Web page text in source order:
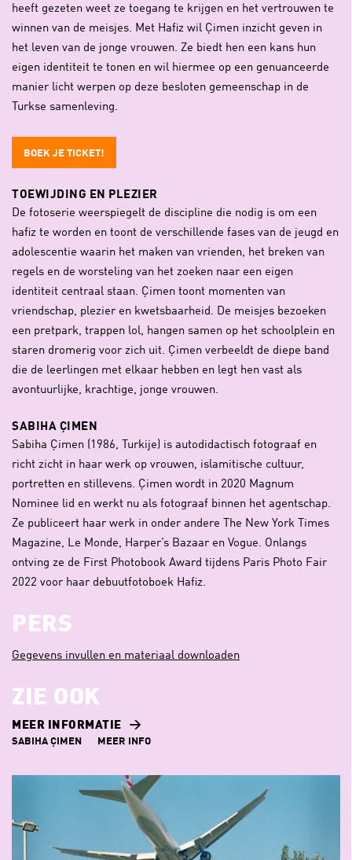
heeft gezeten weet ze toegang te krijgen en het vertrouwen te
winnen van de meisjes. Met Hafiz wil Çimen inzicht geven in
het leven van de jonge vrouwen. Ze biedt hen een kans hun
eigen identiteit te tonen en wil hiermee op een genuanceerde
manier licht werpen op deze besloten gemeenschap in de
Turkse samenleving.
BOEK JE TICKET!
TOEWIJDING EN PLEZIER
De fotoserie weerspiegelt de discipline die nodig is om een
hafiz te worden en toont de verschillende fases van de jeugd en
adolescentie waarin het maken van vrienden, het breken van
regels en de worsteling van het zoeken naar een eigen
identiteit centraal staan. Çimen toont momenten van
vriendschap, plezier en kwetsbaarheid. De meisjes bezoeken
een pretpark, trappen lol, hangen samen op het schoolplein en
staren dromerig voor zich uit. Çimen verbeeldt de diepe band
die de leerlingen met elkaar hebben en legt hen vast als
avontuurlijke, krachtige, jonge vrouwen.
SABIHA ÇIMEN
Sabiha Çimen (1986, Turkije) is autodidactisch fotograaf en
richt zicht in haar werk op vrouwen, islamitische cultuur,
portretten en stillevens. Çimen wordt in 2020 Magnum
Nominee lid en werkt nu als fotograaf binnen het agentschap.
Ze publiceert haar werk in onder andere The New York Times
Magazine, Le Monde, Harper’s Bazaar en Vogue. Onlangs
ontving ze de First Photobook Award tijdens Paris Photo Fair
2022 voor haar debuutfotoboek Hafiz.
PERS
Gegevens invullen en materiaal downloaden
ZIE OOK
MEER INFORMATIE
SABIHA ÇIMEN MEER INFO